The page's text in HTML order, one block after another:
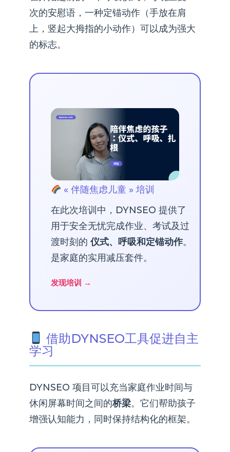
次的安慰语，一种定锚动作（手放在肩
上，竖起大拇指的小动作）可以成为强大
的标志。
« 伴随焦虑儿童 » 培训
在此次培训中，DYNSEO 提供了
用于安全无忧完成作业、考试及过
渡时刻的 仪式、呼吸和定锚动作。
是家庭的实用减压套件。
发现培训 →
借助DYNSEO工具促进自主
学习
DYNSEO 项目可以充当家庭作业时间与
休闲屏幕时间之间的桥梁。它们帮助孩子
增强认知能力，同时保持结构化的框架。